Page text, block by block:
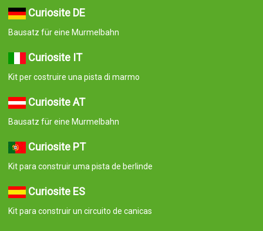
Curiosite DE
Bausatz für eine Murmelbahn
Curiosite IT
Kit per costruire una pista di marmo
Curiosite AT
Bausatz für eine Murmelbahn
Curiosite PT
Kit para construir uma pista de berlinde
Curiosite ES
Kit para construir un circuito de canicas